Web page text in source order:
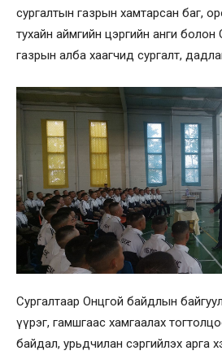
сургалтын газрын хамтарсан баг,
тухайн аймгийн цэргийн анги
газрын алба хаагчид сургалт,
Сургалтаар Онцгой байдлын
үүрэг, гамшгаас хамгаалах
байдал, урьдчилан сэргийлэх арга